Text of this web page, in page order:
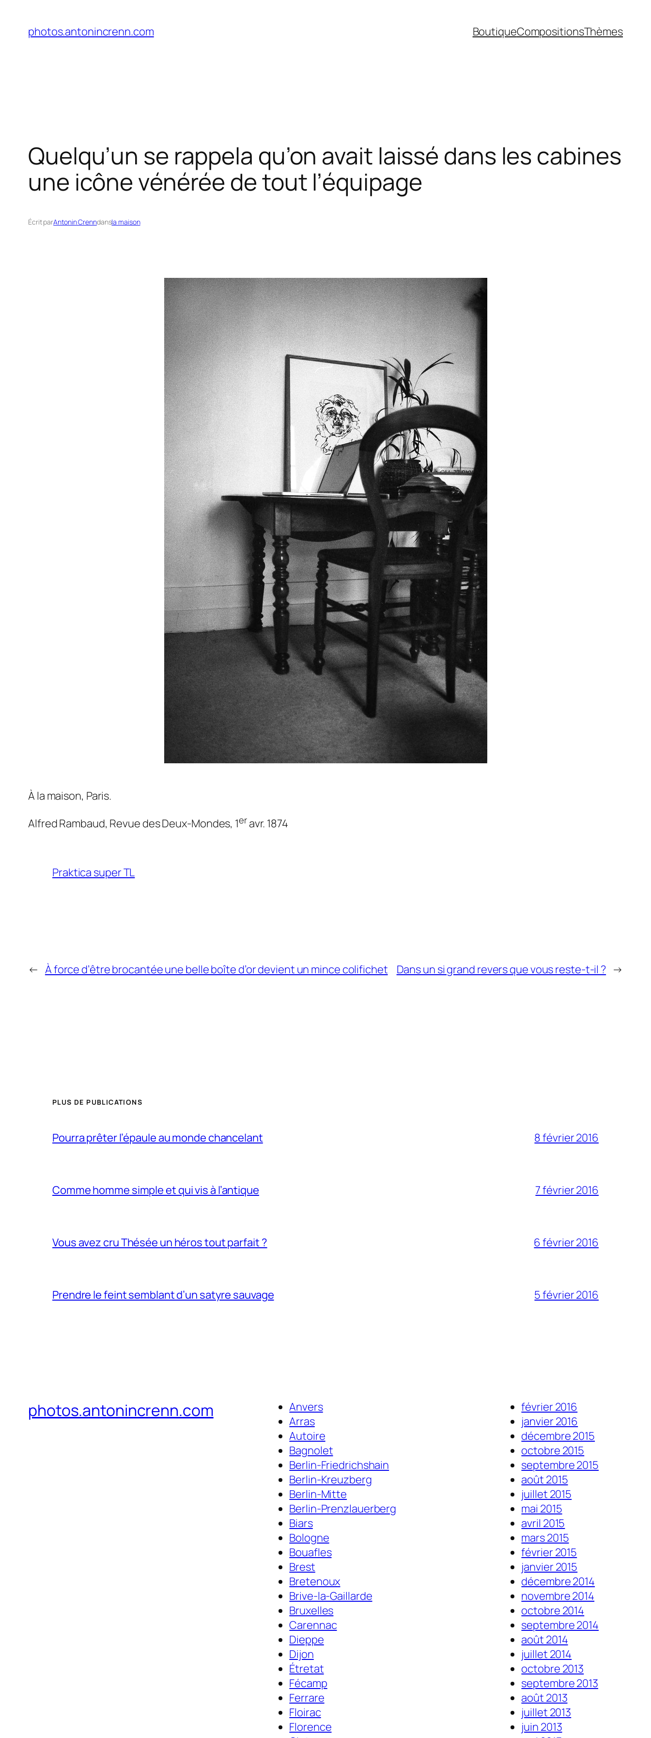
contenu
photos.antonincrenn.com BoutiqueCompositionsThèmes
Quelqu’un se rappela qu’on avait laissé dans les cabines
une icône vénérée de tout l’équipage
Écrit parAntonin Crenndansla maison
À la maison, Paris.
Alfred Rambaud, Revue des Deux-Mondes, 1eravr. 1874
Praktica super TL
← À force d’être brocantée une belle boîte d’or devient un mince colifichet Dans un si grand revers que vous reste-t-il ? →
PLUS DE PUBLICATIONS
Pourra prêter l’épaule au monde chancelant 8 février 2016
Comme homme simple et qui vis à l’antique 7 février 2016
Vous avez cru Thésée un héros tout parfait ? 6 février 2016
Prendre le feint semblant d’un satyre sauvage 5 février 2016
photos.antonincrenn.com
Anvers
Arras
Autoire
Bagnolet
Berlin-Friedrichshain
Berlin-Kreuzberg
Berlin-Mitte
Berlin-Prenzlauerberg
Biars
Bologne
Bouafles
Brest
Bretenoux
Brive-la-Gaillarde
Bruxelles
Carennac
Dieppe
Dijon
Étretat
Fécamp
Ferrare
Floirac
Florence
février 2016
janvier 2016
décembre 2015
octobre 2015
septembre 2015
août 2015
juillet 2015
mai 2015
avril 2015
mars 2015
février 2015
janvier 2015
décembre 2014
novembre 2014
octobre 2014
septembre 2014
août 2014
juillet 2014
octobre 2013
septembre 2013
août 2013
juillet 2013
juin 2013